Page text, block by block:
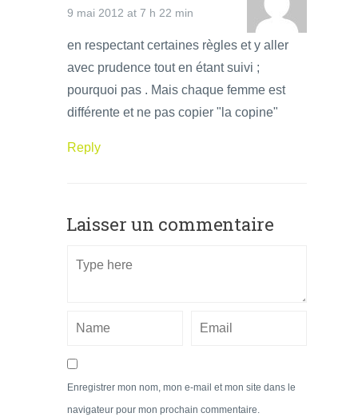
9 mai 2012 at 7 h 22 min
en respectant certaines règles et y aller
avec prudence tout en étant suivi ;
pourquoi pas . Mais chaque femme est
différente et ne pas copier "la copine"
Reply
Laisser un commentaire
Enregistrer mon nom, mon e-mail et mon site dans le
navigateur pour mon prochain commentaire.